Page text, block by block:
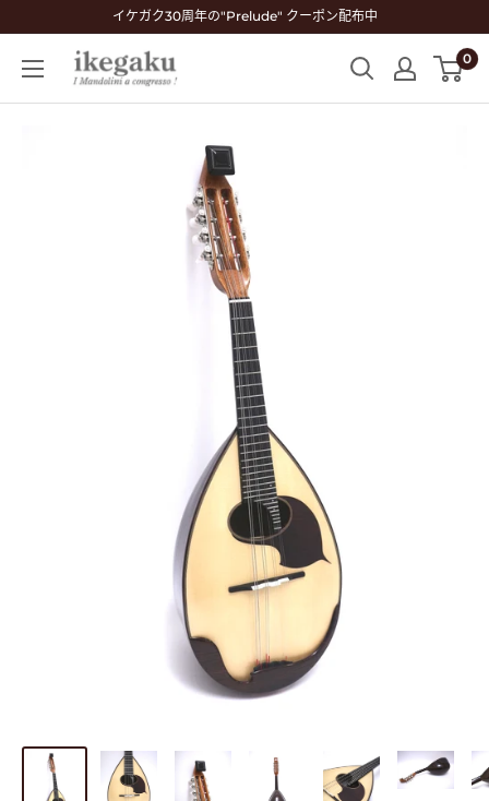
ン
イケガク30周年の"Prelude" クーポン配布中
Mandolin
&
0